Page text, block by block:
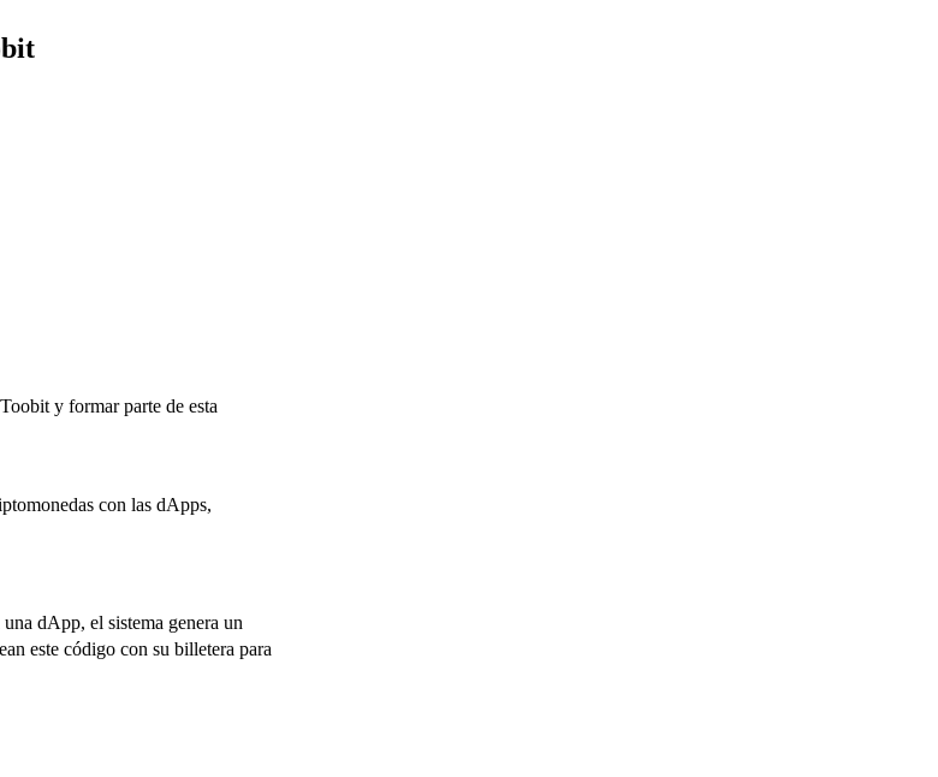
y formar parte de esta
con las dApps,
dApp, el sistema genera un
este código con su billetera para